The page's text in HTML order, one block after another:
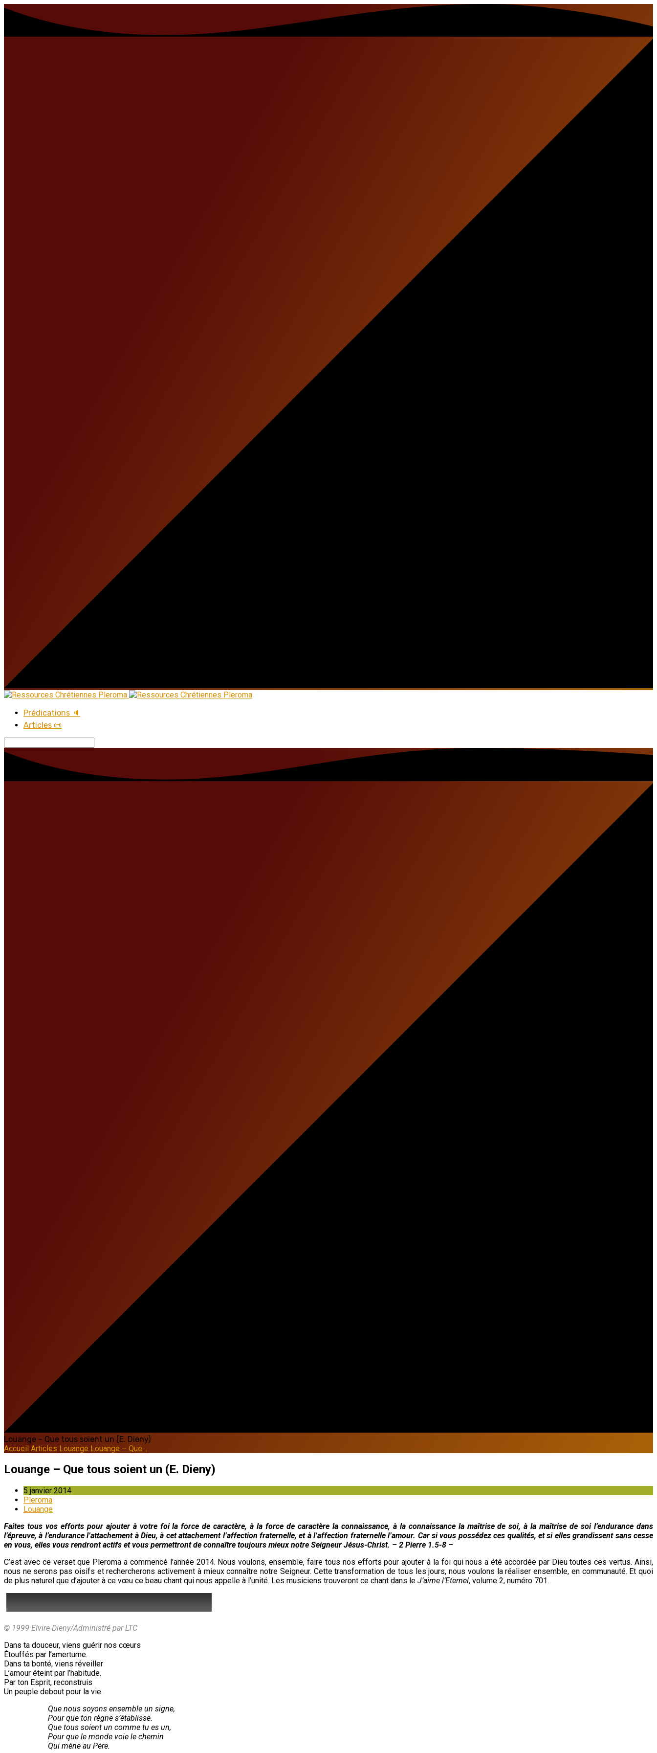
Prédications 🔈
Articles 📜
Louange – Que tous soient un (E. Dieny)
Accueil Articles Louange Louange – Que…
Louange – Que tous soient un (E. Dieny)
5 janvier 2014
Pleroma
Louange
Faites tous vos efforts pour ajouter à votre foi la force de caractère, à la force de caractère la connaissance, à la connaissance la maîtrise de soi, à la maîtrise de soi l’endurance dans
l’épreuve, à l’endurance l’attachement à Dieu, à cet attachement l’affection fraternelle, et à l’affection fraternelle l’amour. Car si vous possédez ces qualités, et si elles grandissent sans cesse
en vous, elles vous rendront actifs et vous permettront de connaître toujours mieux notre Seigneur Jésus-Christ. – 2 Pierre 1.5-8 –
C’est avec ce verset que Pleroma a commencé l’année 2014. Nous voulons, ensemble, faire tous nos efforts pour ajouter à la foi qui nous a été accordée par Dieu toutes ces vertus. Ainsi,
nous ne serons pas oisifs et rechercherons activement à mieux connaître notre Seigneur. Cette transformation de tous les jours, nous voulons la réaliser ensemble, en communauté. Et quoi
de plus naturel que d’ajouter à ce vœu ce beau chant qui nous appelle à l’unité. Les musiciens trouveront ce chant dans le J’aime l’Eternel, volume 2, numéro 701.
© 1999 Elvire Dieny/Administré par LTC
Dans ta douceur, viens guérir nos cœurs
Étouffés par l’amertume.
Dans ta bonté, viens réveiller
L’amour éteint par l’habitude.
Par ton Esprit, reconstruis
Un peuple debout pour la vie.
Que nous soyons ensemble un signe,
Pour que ton règne s’établisse.
Que tous soient un comme tu es un,
Pour que le monde voie le chemin
Qui mène au Père.